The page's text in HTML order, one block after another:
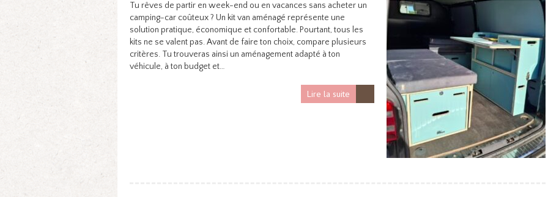
Tu rêves de partir en week-end ou en vacances sans acheter un
camping-car coûteux ? Un kit van aménagé représente une
solution pratique, économique et confortable. Pourtant, tous les
kits ne se valent pas. Avant de faire ton choix, compare plusieurs
critères. Tu trouveras ainsi un aménagement adapté à ton
véhicule, à ton budget et…
Lire la suite